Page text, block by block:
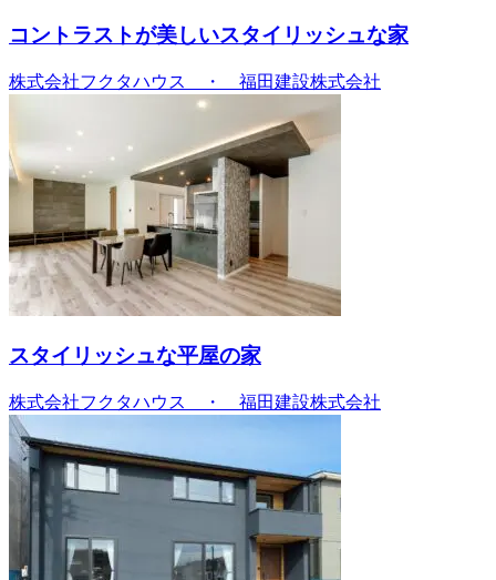
コントラストが美しいスタイリッシュな家
株式会社フクタハウス ・ 福田建設株式会社
スタイリッシュな平屋の家
株式会社フクタハウス ・ 福田建設株式会社